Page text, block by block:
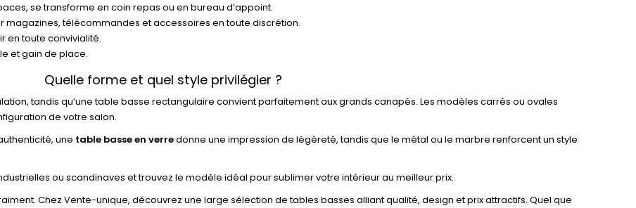
se transforme en coin repas ou en bureau d’appoint.
magazines, télécommandes et accessoires en toute discrétion.
en toute convivialité.
et gain de place.
Quelle forme et quel style privilégier ?
tandis qu’une table basse rectangulaire convient parfaitement aux grands canapés. Les modèles carrés ou ovales
de votre salon.
une table basse en verredonne une impression de légèreté, tandis que le métal ou le marbre renforcent un style
ou scandinaves et trouvez le modèle idéal pour sublimer votre intérieur au meilleur prix.
Chez Vente-unique, découvrez une large sélection de tables basses alliant qualité, design et prix attractifs. Quel que